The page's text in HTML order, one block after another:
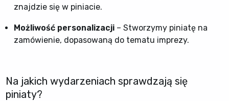
znajdzie się w piniacie.
Możliwość personalizacji – Stworzymy piniatę na
zamówienie, dopasowaną do tematu imprezy.
Na jakich wydarzeniach sprawdzają się
piniaty?